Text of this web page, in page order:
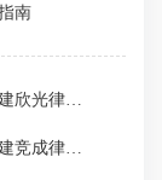
南
【法律服务机构、人员信息查询服务】福建竞成律师事务所信息